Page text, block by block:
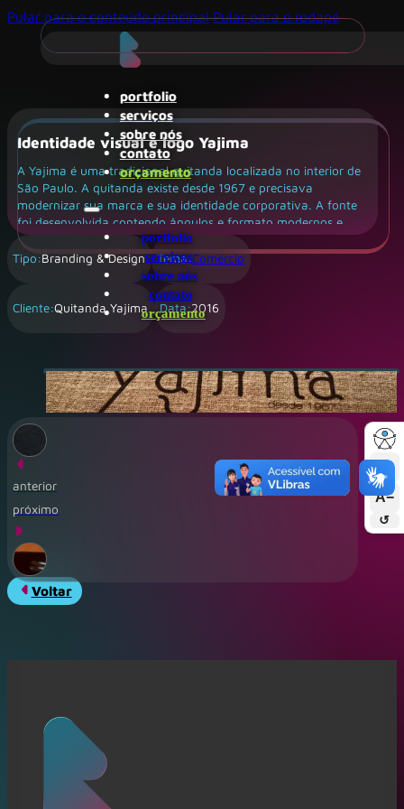
Pular para o conteúdo principal Pular para o rodapé
portfolio
serviços
sobre nós
contato
orçamento
portfolio
serviços
sobre nós
contato
orçamento
Identidade visual e logo Yajima
A Yajima é uma tradicional quitanda localizada no interior de
São Paulo. A quitanda existe desde 1967 e precisava
modernizar sua marca e sua identidade corporativa. A fonte
foi desenvolvida contendo ângulos e formato modernos e
orgânicos. Cores vivas fazem alusão tanto à modernidade
quanto ao frescos dos produtos que a quitanda comercializa.
O elemento imagético à esquerda faz referência aos antigos e
tradicionais toldos, vistos em abundância nas quitandas na
época do surgimento da quitanda Yajima.
Tipo:Branding & Design Tema:Comércio
Cliente:Quitanda Yajima Data:2016
anterior
próximo
Voltar
A+
A−
↺